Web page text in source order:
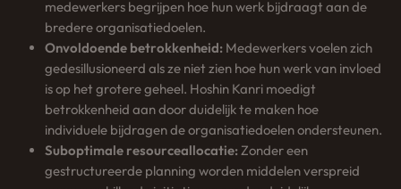
medewerkers begrijpen hoe hun werk bijdraagt aan de
bredere organisatiedoelen.
Onvoldoende betrokkenheid: Medewerkers voelen zich
gedesillusioneerd als ze niet zien hoe hun werk van invloed
is op het grotere geheel. Hoshin Kanri moedigt
betrokkenheid aan door duidelijk te maken hoe
individuele bijdragen de organisatiedoelen ondersteunen.
Suboptimale resourceallocatie:Zonder een
gestructureerde planning worden middelen verspreid